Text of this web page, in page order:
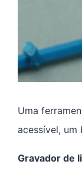
Uma
acessível, um
Gravador de